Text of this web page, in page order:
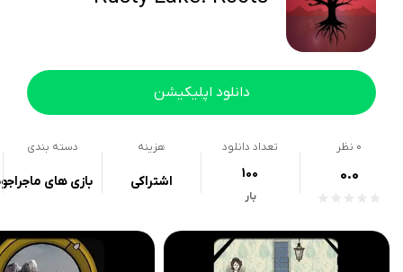
دانلود اپلیکیشن
0 نظر
0.0
تعداد دانلود
100
بار
هزینه
اشتراکی
دسته بندی
بازی های